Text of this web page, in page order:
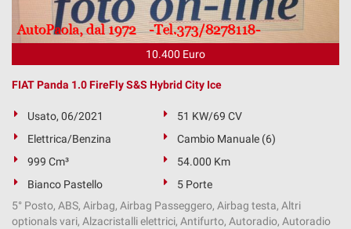
10.400 Euro
FIAT Panda 1.0 FireFly S&S Hybrid City Ice
Usato, 06/2021
51 KW/69 CV
Elettrica/Benzina
Cambio Manuale (6)
999 Cm³
54.000 Km
Bianco Pastello
5 Porte
5° Posto, ABS, Airbag, Airbag Passeggero, Airbag testa, Altri
optionals vari, Alzacristalli elettrici, Antifurto, Autoradio, Autoradio